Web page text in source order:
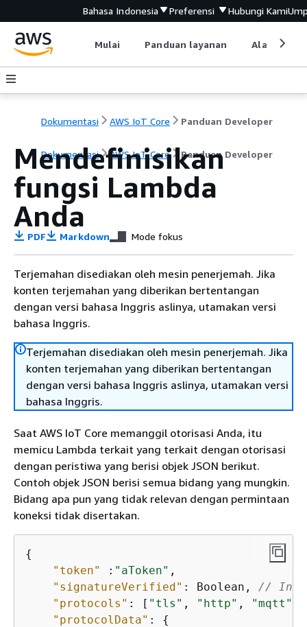
Bahasa Indonesia Preferensi Hubungi Kami
Mulai Panduan layanan Alat
Dokumentasi AWS IoT Core Panduan Developer
Dokumentasi AWS IoT Core Panduan Developer
Mendefinisikan
fungsi Lambda
Anda
PDF Markdown Mode fokus
Terjemahan disediakan oleh mesin penerjemah. Jika
konten terjemahan yang diberikan bertentangan
dengan versi bahasa Inggris aslinya, utamakan versi
bahasa Inggris.
Terjemahan disediakan oleh mesin penerjemah. Jika
konten terjemahan yang diberikan bertentangan
dengan versi bahasa Inggris aslinya, utamakan versi
bahasa Inggris.
Saat AWS IoT Core memanggil otorisasi Anda, itu
memicu Lambda terkait yang terkait dengan otorisasi
dengan peristiwa yang berisi objek JSON berikut.
Contoh objek JSON berisi semua bidang yang mungkin.
Bidang apa pun yang tidak relevan dengan permintaan
koneksi tidak disertakan.
{
"token"
: "aToken" ,
"signatureVerified" : Boolean, //
"protocols" : [ "tls" , "http" , "mqtt"
"protocolData" : {